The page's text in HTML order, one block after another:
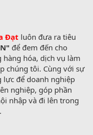
Đạt luôn đưa ra tiêu
để đem đến cho
hàng hóa, dịch vụ làm
chúng tôi. Cùng với sự
lực để doanh nghiệp
nghiệp, góp phần
nhập và đi lên trong